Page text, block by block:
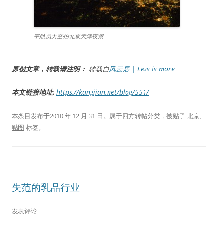
宇航员太空拍北京天津夜景
原创文章，转载请注明： 转载自风云居 | Less is more
本文链接地址: https://kangjian.net/blog/551/
本条目发布于2010 年 12 月 31 日。属于四方转帖分类，被贴了 北京、
贴图 标签。
失范的乳品行业
发表评论